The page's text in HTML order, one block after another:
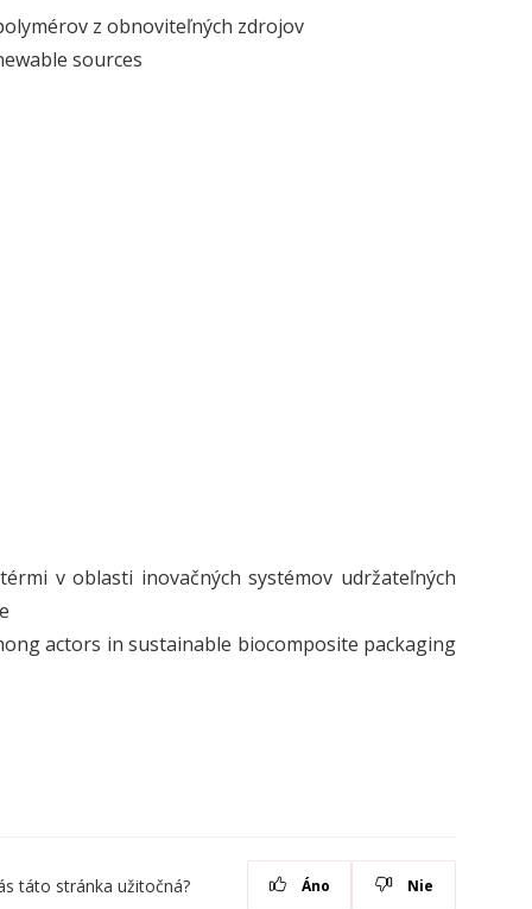
z obnoviteľných zdrojov
sources
v oblasti inovačných systémov udržateľných
actors in sustainable biocomposite packaging
táto stránka užitočná? Áno Nie